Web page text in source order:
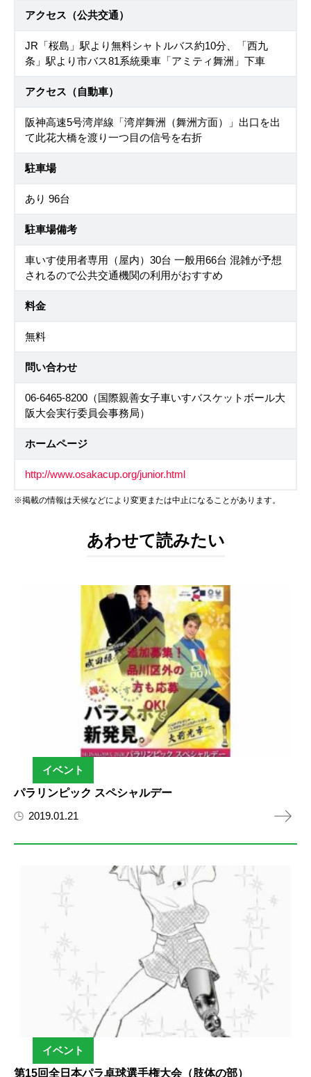
アクセス（公共交通）
JR「桜島」駅より無料シャトルバス約10分、「西九
条」駅より市バス81系統乗車「アミティ舞洲」下車
アクセス（自動車）
阪神高速5号湾岸線「湾岸舞洲（舞洲方面）」出口を出
て此花大橋を渡り一つ目の信号を右折
駐車場
あり 96台
駐車場備考
車いす使用者専用（屋内）30台 一般用66台 混雑が予想
されるので公共交通機関の利用がおすすめ
料金
無料
問い合わせ
06-6465-8200（国際親善女子車いすバスケットボール大
阪大会実行委員会事務局）
ホームページ
http://www.osakacup.org/junior.html
※掲載の情報は天候などにより変更または中止になることがあります。
あわせて読みたい
イベント
パラリンピック スペシャルデー
2019.01.21
イベント
第15回全日本パラ卓球選手権大会（肢体の部）